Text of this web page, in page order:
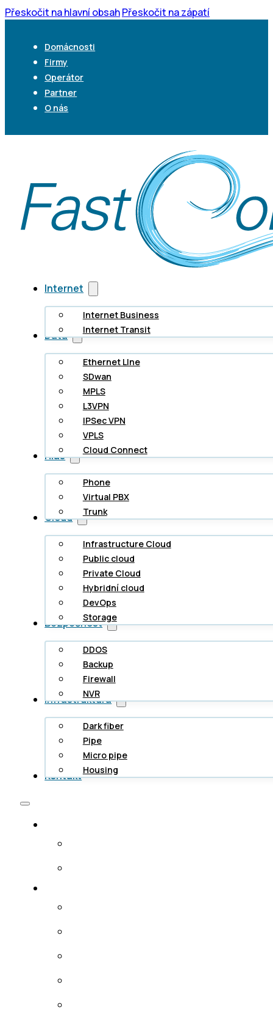
Přeskočit na hlavní obsahPřeskočit na zápatí
Domácnosti
Firmy
Operátor
Partner
O nás
Internet
Internet Business
Internet Transit
Data
Ethernet LIne
SDwan
MPLS
L3VPN
IPSec VPN
VPLS
Cloud Connect
Hlas
Phone
Virtual PBX
Trunk
Cloud
Infrastructure Cloud
Public cloud
Private Cloud
Hybridní cloud
DevOps
Storage
Bezpečnost
DDOS
Backup
Firewall
NVR
Infrastruktura
Dark fiber
Pipe
Micro pipe
Housing
Kontakt